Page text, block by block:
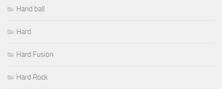
Hand ball
Hard
Hard Fusion
Hard Rock